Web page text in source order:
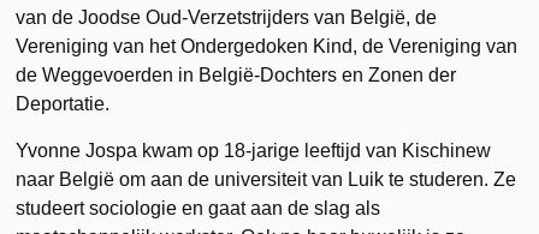
van de Joodse Oud-Verzetstrijders van België, de
Vereniging van het Ondergedoken Kind, de Vereniging van
de Weggevoerden in België-Dochters en Zonen der
Deportatie.
Yvonne Jospa kwam op 18-jarige leeftijd van Kischinew
naar België om aan de universiteit van Luik te studeren. Ze
studeert sociologie en gaat aan de slag als